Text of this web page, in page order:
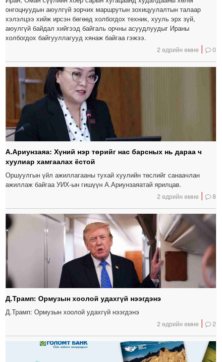
онгоцнуудын аюулгүй зорчих маршрутын зохицуулалтын талаар
хэлэлцээ хийж ирсэн бөгөөд холбогдох техник, хууль эрх зүй,
аюулгүй байдал хийгээд байгаль орчны асуудлуудыг Ираны
холбогдох байгууллагууд хянаж байгаа гэжээ.
2 өдрийн өмнө 0
А.Ариунзаяа: Хүний нэр төрийг нас барсных нь дараа ч
хуулиар хамгаалах ёстой
Оршуулгын үйл ажиллагааны тухай хуулийн төслийг санаачлан
ажиллаж байгаа УИХ-ын гишүүн А.Ариунзаяатай ярилцав.
2 өдрийн өмнө 8
Д.Трамп: Ормузын хоолой удахгүй нээгдэнэ
Д.Трамп: Ормузын хоолой удахгүй нээгдэнэ
2 өдрийн өмнө 2